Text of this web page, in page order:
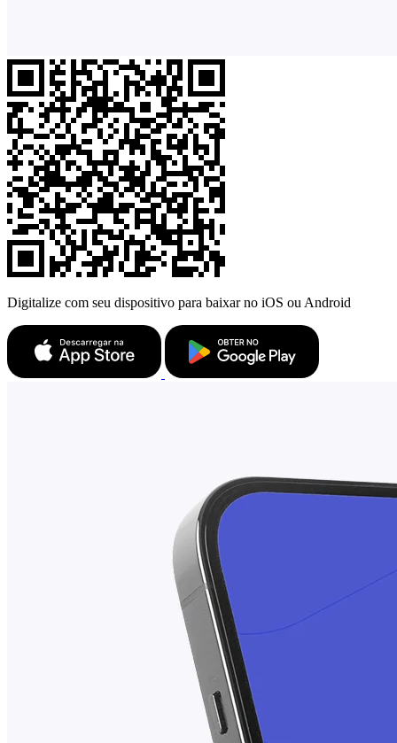
Digitalize com seu dispositivo para baixar no iOS ou Android